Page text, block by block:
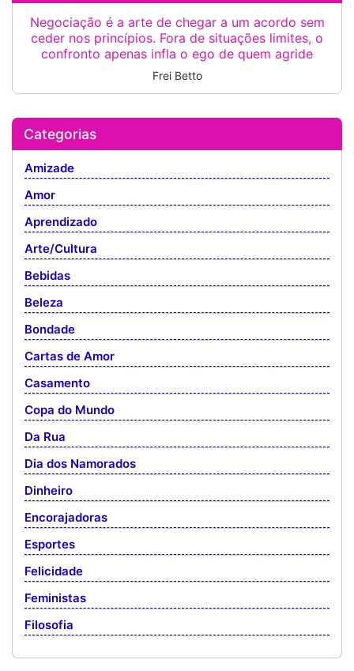
Negociação é a arte de chegar a um acordo sem
ceder nos princípios. Fora de situações limites, o
confronto apenas infla o ego de quem agride
Frei Betto
Categorias
Amizade
Amor
Aprendizado
Arte/Cultura
Bebidas
Beleza
Bondade
Cartas de Amor
Casamento
Copa do Mundo
Da Rua
Dia dos Namorados
Dinheiro
Encorajadoras
Esportes
Felicidade
Feministas
Filosofia